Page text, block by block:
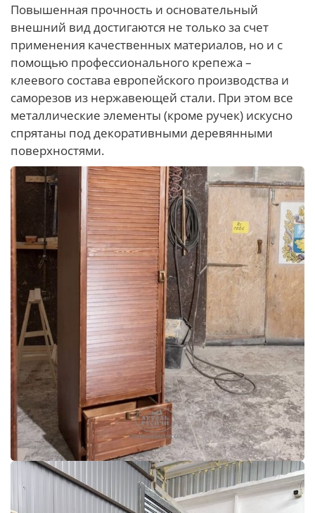
Повышенная прочность и основательный
внешний вид достигаются не только за счет
применения качественных материалов, но и с
помощью профессионального крепежа –
клеевого состава европейского производства и
саморезов из нержавеющей стали. При этом все
металлические элементы (кроме ручек) искусно
спрятаны под декоративными деревянными
поверхностями.